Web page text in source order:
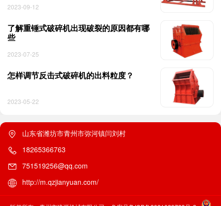
2023-09-12
了解重锤式破碎机出现破裂的原因都有哪
些
2023-07-25
怎样调节反击式破碎机的出料粒度？
2023-05-22
山东省潍坊市青州市弥河镇闫刘村
18265366763
751519256@qq.com
http://m.qzjianyuan.com/